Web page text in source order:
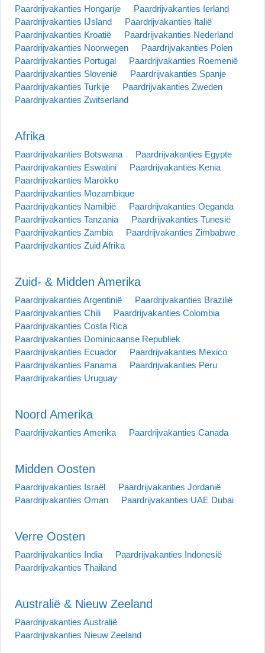
Paardrijvakanties Hongarije
Paardrijvakanties Ierland
Paardrijvakanties IJsland
Paardrijvakanties Italië
Paardrijvakanties Kroatië
Paardrijvakanties Nederland
Paardrijvakanties Noorwegen
Paardrijvakanties Polen
Paardrijvakanties Portugal
Paardrijvakanties Roemenië
Paardrijvakanties Slovenië
Paardrijvakanties Spanje
Paardrijvakanties Turkije
Paardrijvakanties Zweden
Paardrijvakanties Zwitserland
Afrika
Paardrijvakanties Botswana
Paardrijvakanties Egypte
Paardrijvakanties Eswatini
Paardrijvakanties Kenia
Paardrijvakanties Marokko
Paardrijvakanties Mozambique
Paardrijvakanties Namibië
Paardrijvakanties Oeganda
Paardrijvakanties Tanzania
Paardrijvakanties Tunesië
Paardrijvakanties Zambia
Paardrijvakanties Zimbabwe
Paardrijvakanties Zuid Afrika
Zuid- & Midden Amerika
Paardrijvakanties Argentinië
Paardrijvakanties Brazilië
Paardrijvakanties Chili
Paardrijvakanties Colombia
Paardrijvakanties Costa Rica
Paardrijvakanties Dominicaanse Republiek
Paardrijvakanties Ecuador
Paardrijvakanties Mexico
Paardrijvakanties Panama
Paardrijvakanties Peru
Paardrijvakanties Uruguay
Noord Amerika
Paardrijvakanties Amerika Paardrijvakanties Canada
Midden Oosten
Paardrijvakanties Israël
Paardrijvakanties Jordanië
Paardrijvakanties Oman
Paardrijvakanties UAE Dubai
Verre Oosten
Paardrijvakanties India
Paardrijvakanties Indonesië
Paardrijvakanties Thailand
Australië & Nieuw Zeeland
Paardrijvakanties Australië
Paardrijvakanties Nieuw Zeeland